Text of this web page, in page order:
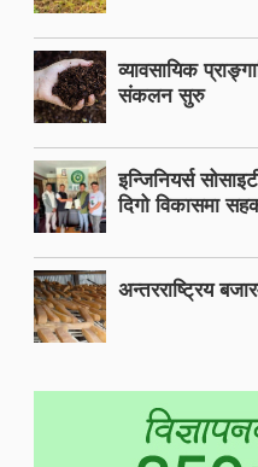
व्यावसायिक
संकलन सुरु
इन्जिनियर्स
दिगो विकासमा
अन्तरराष्ट्रिय